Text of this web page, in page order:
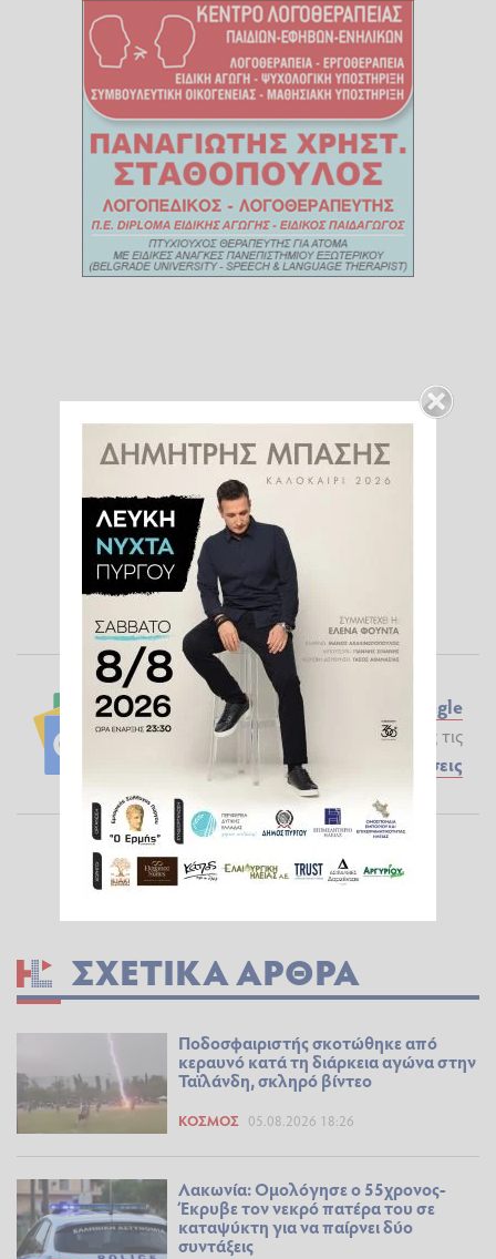
Ακολουθήστε το ilialive.gr στο
Google
News και μάθετε πρώτοι όλες τις
Ειδήσεις
ΣΧΕΤΙΚΆ ΆΡΘΡΑ
Ποδοσφαιριστής σκοτώθηκε από
κεραυνό κατά τη διάρκεια αγώνα στην
Ταϊλάνδη, σκληρό βίντεο
ΚΌΣΜΟΣ 05.08.2026 18:26
Λακωνία: Ομολόγησε ο 55χρονος-
Έκρυβε τον νεκρό πατέρα του σε
καταψύκτη για να παίρνει δύο
συντάξεις